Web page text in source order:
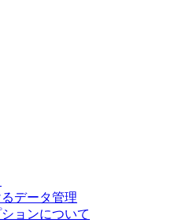
データ管理
ョンについて